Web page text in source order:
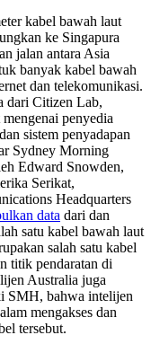
kabel bawah laut
ke Singapura
jalan antara Asia
banyak kabel bawah
dan telekomunikasi.
dari Citizen Lab,
penyedia
sistem penyadapan
Sydney Morning
Edward Snowden,
Serikat,
Headquarters
data dari dan
satu kabel bawah laut
salah satu kabel
titik pendaratan di
Australia juga
SMH, bahwa intelijen
mengakses dan
tersebut.